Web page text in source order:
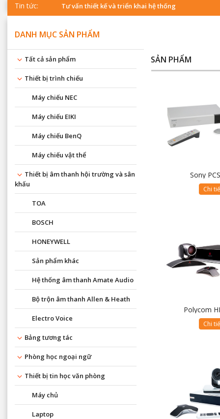
Tin tức: Tư vấn thiết kế và triển khai hệ thống
DANH MỤC SẢN PHẨM
Tất cả sản phẩm
Thiết bị trình chiếu
Máy chiếu NEC
Máy chiếu EIKI
Máy chiếu BenQ
Máy chiếu vật thể
Thiết bị âm thanh hội trường và sân
khấu
TOA
BOSCH
HONEYWELL
Sản phẩm khác
Hệ thống âm thanh Amate Audio
Bộ trộn âm thanh Allen & Heath
Electro Voice
Bảng tương tác
Phòng học ngoại ngữ
Thiết bị tin học văn phòng
Máy chủ
Laptop
SẢN PHẨM
Sony
Chi
Polycom
Chi